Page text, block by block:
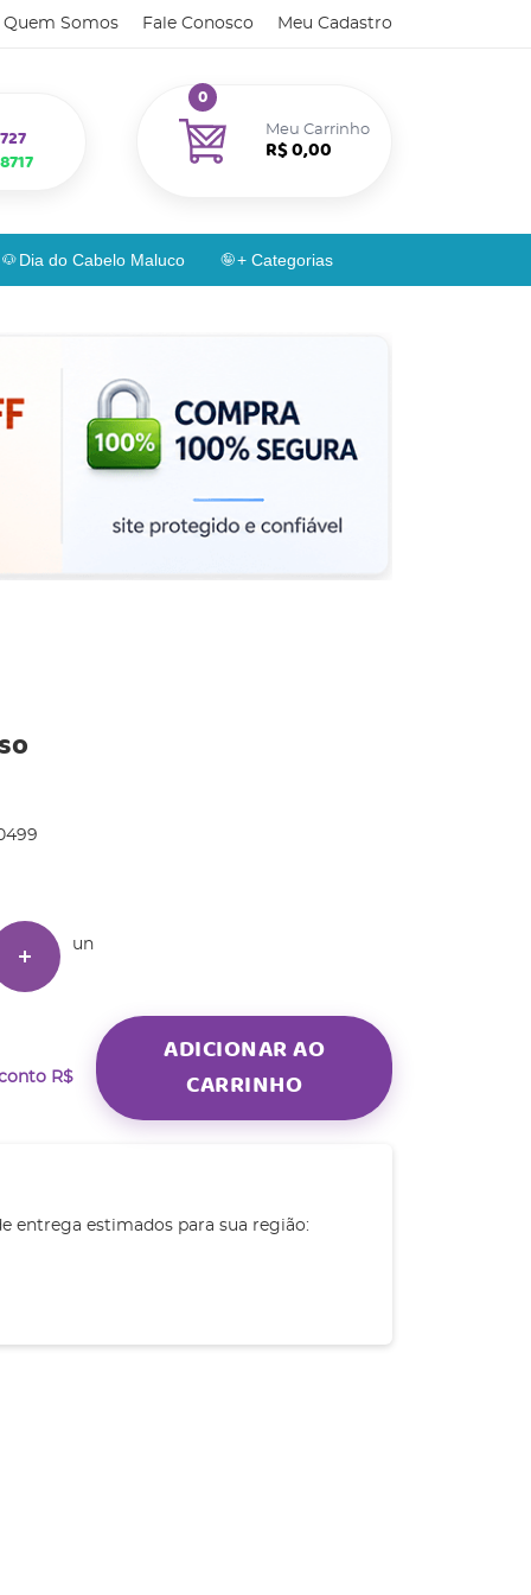
Quem Somos Fale Conosco Meu Cadastro
Meu Carrinho
0
R$ 0,00
Dia do Cabelo Maluco + Categorias
un
R$
ADICIONAR AO
CARRINHO
entrega estimados para sua região: